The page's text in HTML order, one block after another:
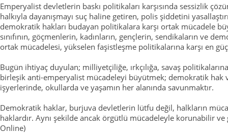
Emperyalist devletlerin baskı politikaları karşısında sessizlik
halkıyla dayanışmayı suç haline getiren, polis şiddetini
demokratik hakları budayan politikalara karşı ortak mücadele
sınıfının, göçmenlerin, kadınların, gençlerin, sendikaların ve
ortak mücadelesi, yükselen faşistleşme politikalarına karşı en
Bugün ihtiyaç duyulan; milliyetçiliğe, ırkçılığa, savaş
birleşik anti-emperyalist mücadeleyi büyütmek; demokratik hak
işyerlerinde, okullarda ve yaşamın her alanında savunmaktır.
Demokratik haklar, burjuva devletlerin lütfu değil, halkların
haklardır. Aynı şekilde ancak örgütlü mücadeleyle korunabilir
Online)